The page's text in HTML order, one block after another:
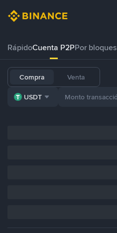
RápidoCuenta P2PPor bloques
Compra Venta
USDT